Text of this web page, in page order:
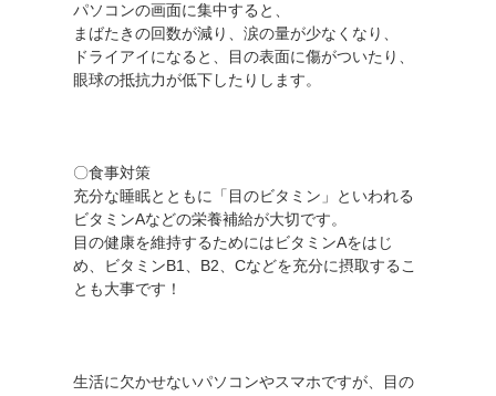
パソコンの画面に集中すると、
まばたきの回数が減り、涙の量が少なくなり、
ドライアイになると、目の表面に傷がついたり、
眼球の抵抗力が低下したりします。
〇食事対策
充分な睡眠とともに「目のビタミン」といわれる
ビタミンAなどの栄養補給が大切です。
目の健康を維持するためにはビタミンAをはじ
め、ビタミンB1、B2、Cなどを充分に摂取するこ
とも大事です！
生活に欠かせないパソコンやスマホですが、目の